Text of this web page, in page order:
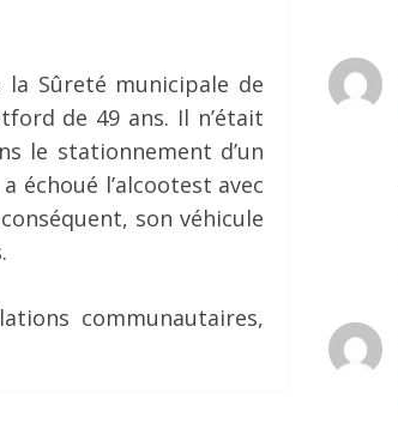
Sûreté municipale de
de 49 ans. Il n’était
le stationnement d’un
échoué l’alcootest avec
son véhicule
communautaires,